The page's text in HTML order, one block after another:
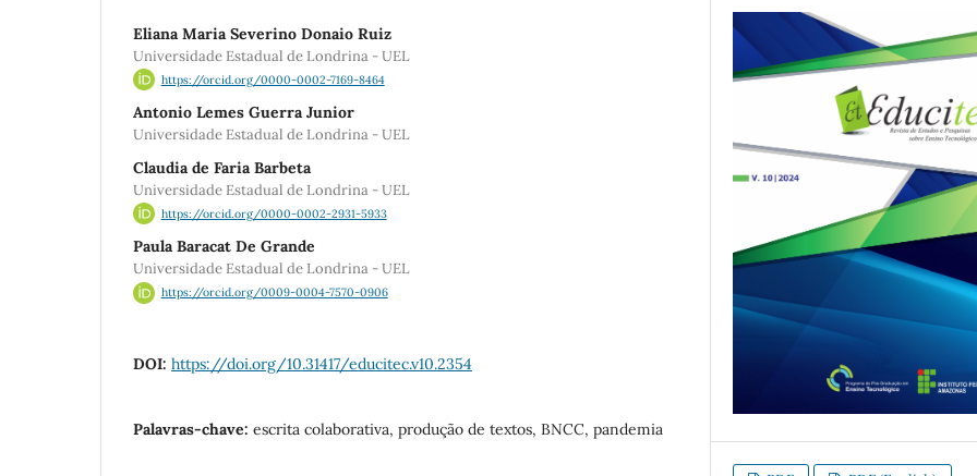
Eliana Maria Severino Donaio Ruiz
Universidade Estadual de Londrina - UEL
https://orcid.org/0000-0002-7169-8464
Antonio Lemes Guerra Junior
Universidade Estadual de Londrina - UEL
Claudia de Faria Barbeta
Universidade Estadual de Londrina - UEL
https://orcid.org/0000-0002-2931-5933
Paula Baracat De Grande
Universidade Estadual de Londrina - UEL
https://orcid.org/0009-0004-7570-0906
DOI: https://doi.org/10.31417/educitec.v10.2354
Palavras-chave: escrita colaborativa, produção de textos, BNCC, pandemia